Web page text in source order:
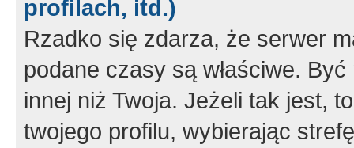
profilach, itd.)
Rzadko się zdarza, że serwer
podane czasy są właściwe.
innej niż Twoja. Jeżeli tak jest,
twojego profilu, wybierając